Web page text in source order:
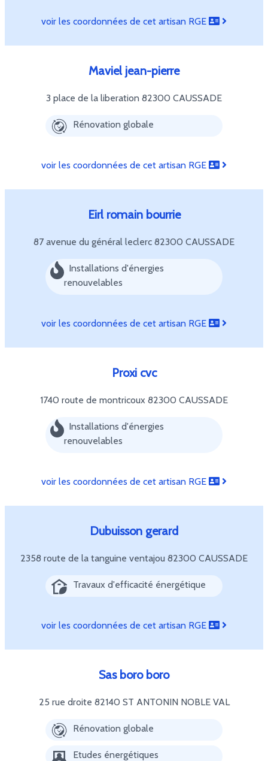
voir les coordonnées de cet artisan RGE
Maviel jean-pierre
3 place de la liberation 82300 CAUSSADE
Rénovation globale
voir les coordonnées de cet artisan RGE
Eirl romain bourrie
87 avenue du général leclerc 82300 CAUSSADE
Installations d'énergies
renouvelables
voir les coordonnées de cet artisan RGE
Proxi cvc
1740 route de montricoux 82300 CAUSSADE
Installations d'énergies
renouvelables
voir les coordonnées de cet artisan RGE
Dubuisson gerard
2358 route de la tanguine ventajou 82300 CAUSSADE
Travaux d'efficacité énergétique
voir les coordonnées de cet artisan RGE
Sas boro boro
25 rue droite 82140 ST ANTONIN NOBLE VAL
Rénovation globale
Etudes énergétiques